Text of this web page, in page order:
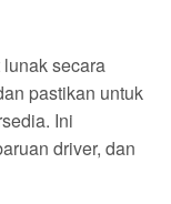
secara
pastikan untuk
Ini
driver, dan